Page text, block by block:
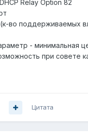
Relay Option 82
(к-во поддерживаемых
- минимальная
при совете
Цитата